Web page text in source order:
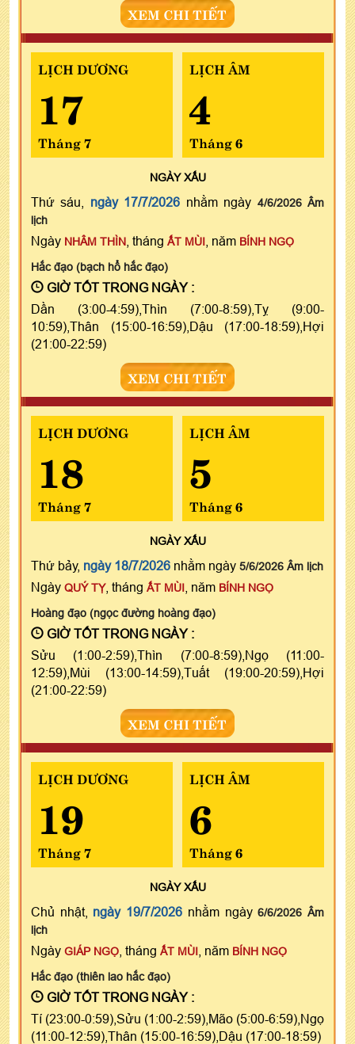
XEM CHI TIẾT
LỊCH DƯƠNG
17
Tháng 7
LỊCH ÂM
4
Tháng 6
NGÀYXẤU
Thứ sáu, ngày 17/7/2026 nhằm ngày 4/6/2026 Âm
lịch
Ngày NHÂM THÌN , tháng ẤT MÙI , năm BÍNH NGỌ
Hắc đạo (bạch hổ hắc đạo)
GIỜ TỐT TRONG NGÀY :
Dần (3:00-4:59),Thìn (7:00-8:59),Tỵ (9:00-
10:59),Thân (15:00-16:59),Dậu (17:00-18:59),Hợi
(21:00-22:59)
XEM CHI TIẾT
LỊCH DƯƠNG
18
Tháng 7
LỊCH ÂM
5
Tháng 6
NGÀYXẤU
Thứ bảy, ngày 18/7/2026 nhằm ngày 5/6/2026 Âm lịch
Ngày QUÝ TỴ, tháng ẤT MÙI , năm BÍNH NGỌ
Hoàng đạo (ngọc đường hoàng đạo)
GIỜ TỐT TRONG NGÀY :
Sửu (1:00-2:59),Thìn (7:00-8:59),Ngọ (11:00-
12:59),Mùi (13:00-14:59),Tuất (19:00-20:59),Hợi
(21:00-22:59)
XEM CHI TIẾT
LỊCH DƯƠNG
19
Tháng 7
LỊCH ÂM
6
Tháng 6
NGÀYXẤU
Chủ nhật, ngày 19/7/2026 nhằm ngày6/6/2026 Âm
lịch
Ngày GIÁP NGỌ , tháng ẤT MÙI , năm BÍNH NGỌ
Hắc đạo (thiên lao hắc đạo)
GIỜ TỐT TRONG NGÀY :
Tí (23:00-0:59),Sửu (1:00-2:59),Mão (5:00-6:59),Ngọ
(11:00-12:59),Thân (15:00-16:59),Dậu (17:00-18:59)